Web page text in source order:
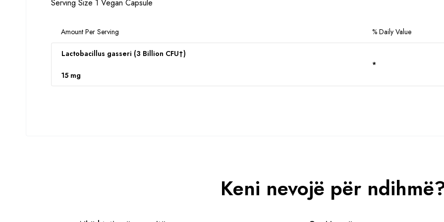
Serving Size 1 Vegan Capsule
Amount Per Serving % Daily Value
Lactobacillus gasseri (3 Billion CFU†)
15 mg
*
Keni nevojë për